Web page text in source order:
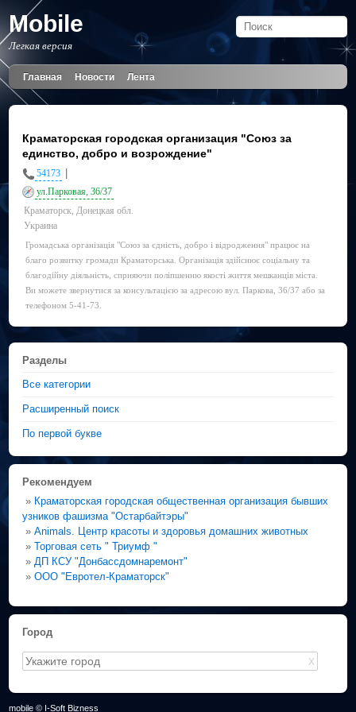
Mobile
Легкая версия
Главная Новости Лента
Краматорская городская организация "Союз за
единство, добро и возрождение"
54173
ул.Парковая, 36/37
Краматорск, Донецкая обл.
Украина
Громадська організація "Союз за єдність, добро і відродження" працює на
благо розвитку громади Краматорська. Організація здійснює соціальну та
благодійну діяльність, сприяючи поліпшенню якості життя мешканців міста.
Ви можете звернутися за консультацією за адресою вул. Паркова, 36/37 або за
телефоном 5-41-73.
Разделы
Все категории
Расширенный поиск
По первой букве
Рекомендуем
» Краматорская городская общественная организация бывших
узников фашизма "Остарбайтэры"
»Animals. Центр красоты и здоровья домашних животных
»Торговая сеть " Триумф "
» ДП КСУ "Донбассдомнаремонт"
»ООО "Евротел-Краматорск"
Город
X
mobile © I-Soft Bizness